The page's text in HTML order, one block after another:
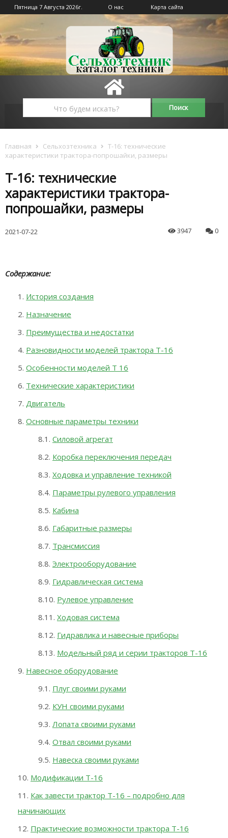
Пятница 7 Августа 2026г. О нас Карта сайта
Главная Сельхозтехника
Т-16: технические
характеристики трактора-попрошайки, размеры
Т-16: технические
характеристики трактора-
попрошайки, размеры
2021-07-22 3947 0
Содержание:
История создания
Назначение
Преимущества и недостатки
Разновидности моделей трактора Т-16
Особенности моделей Т 16
Технические характеристики
Двигатель
Основные параметры техники
Силовой агрегат
Коробка переключения передач
Ходовка и управление техникой
Параметры рулевого управления
Кабина
Габаритные размеры
Трансмиссия
Электрооборудование
Гидравлическая система
Рулевое управление
Ходовая система
Гидравлика и навесные приборы
Модельный ряд и серии тракторов Т-16
Навесное оборудование
Плуг своими руками
КУН своими руками
Лопата своими руками
Отвал своими руками
Навеска своими руками
Модификации Т-16
Как завести трактор Т-16 – подробно для
начинающих
Практические возможности трактора Т-16